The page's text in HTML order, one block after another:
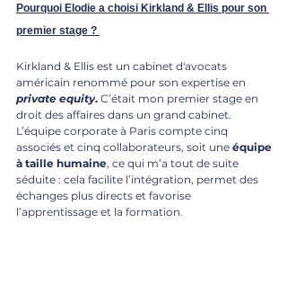
Pourquoi Elodie a choisi Kirkland & Ellis pour son
premier stage ?
Kirkland & Ellis est un cabinet d'avocats
américain renommé pour son expertise en
private equity. C’était mon premier stage en
droit des affaires dans un grand cabinet.
L’équipe corporate à Paris compte cinq
associés et cinq collaborateurs, soit une équipe
à taille humaine, ce qui m’a tout de suite
séduite : cela facilite l’intégration, permet des
échanges plus directs et favorise
l’apprentissage et la formation.